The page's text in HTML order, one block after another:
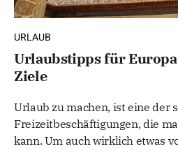
URLAUB
Urlaubstipps für
Ziele
Urlaub zu machen, ist eine der
Freizeitbeschäftigungen, die
kann. Um auch wirklich etwas